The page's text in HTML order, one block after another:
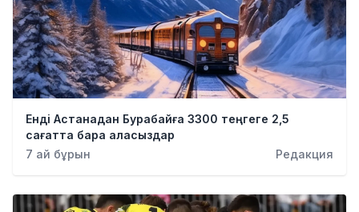
Енді Астанадан Бурабайға 3300 теңгеге 2,5
сағатта бара аласыздар
7 ай бұрын
Редакция